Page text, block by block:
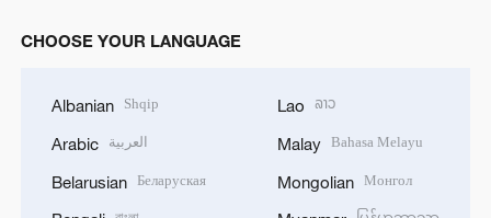
CHOOSE YOUR LANGUAGE
Albanian Shqip
Arabic العربية
Belarusian Беларуская
Lao ລາວ
Malay Bahasa Melayu
Mongolian Монгол